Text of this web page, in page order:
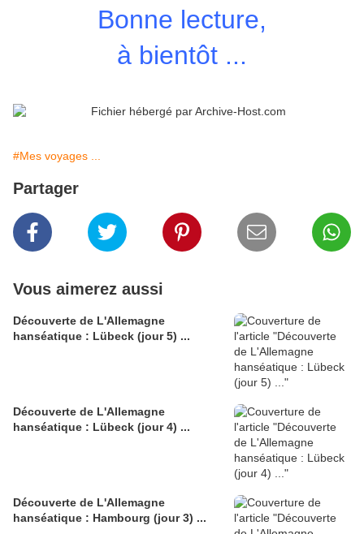
Bonne lecture,
à bientôt ...
#Mes voyages ...
Partager
Vous aimerez aussi
Découverte de L'Allemagne
hanséatique : Lübeck (jour 5) ...
Découverte de L'Allemagne
hanséatique : Lübeck (jour 4) ...
Découverte de L'Allemagne
hanséatique : Hambourg (jour 3) ...